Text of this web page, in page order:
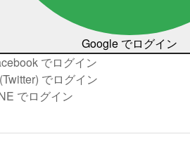
Google でログイン
でログイン
でログイン
でログイン